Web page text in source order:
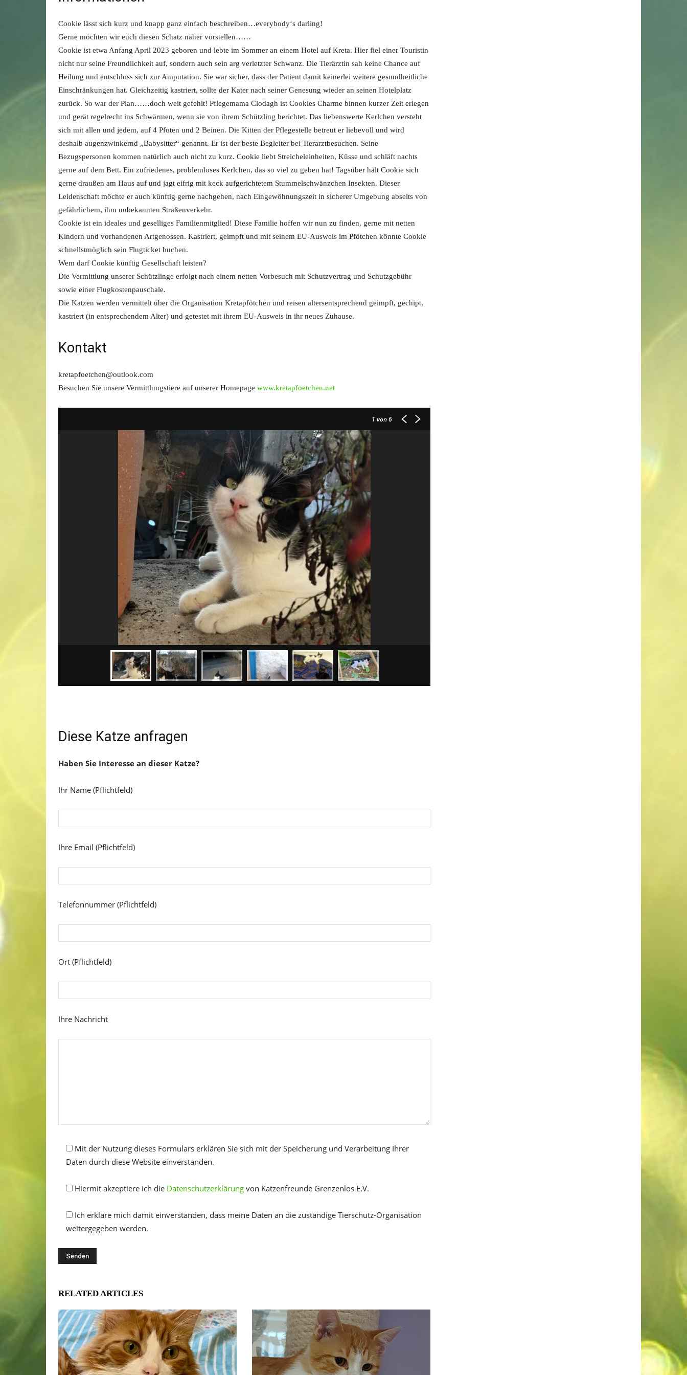
Cookie lässt sich kurz und knapp ganz einfach beschreiben…everybody‘s darling!
Gerne möchten wir euch diesen Schatz näher vorstellen……
Cookie ist etwa Anfang April 2023 geboren und lebte im Sommer an einem Hotel auf Kreta. Hier fiel einer Touristin
nicht nur seine Freundlichkeit auf, sondern auch sein arg verletzter Schwanz. Die Tierärztin sah keine Chance auf
Heilung und entschloss sich zur Amputation. Sie war sicher, dass der Patient damit keinerlei weitere gesundheitliche
Einschränkungen hat. Gleichzeitig kastriert, sollte der Kater nach seiner Genesung wieder an seinen Hotelplatz
zurück. So war der Plan……doch weit gefehlt! Pflegemama Clodagh ist Cookies Charme binnen kurzer Zeit erlegen
und gerät regelrecht ins Schwärmen, wenn sie von ihrem Schützling berichtet. Das liebenswerte Kerlchen versteht
sich mit allen und jedem, auf 4 Pfoten und 2 Beinen. Die Kitten der Pflegestelle betreut er liebevoll und wird
deshalb augenzwinkernd „Babysitter“ genannt. Er ist der beste Begleiter bei Tierarztbesuchen. Seine
Bezugspersonen kommen natürlich auch nicht zu kurz. Cookie liebt Streicheleinheiten, Küsse und schläft nachts
gerne auf dem Bett. Ein zufriedenes, problemloses Kerlchen, das so viel zu geben hat! Tagsüber hält Cookie sich
gerne draußen am Haus auf und jagt eifrig mit keck aufgerichtetem Stummelschwänzchen Insekten. Dieser
Leidenschaft möchte er auch künftig gerne nachgehen, nach Eingewöhnungszeit in sicherer Umgebung abseits von
gefährlichem, ihm unbekannten Straßenverkehr.
Cookie ist ein ideales und geselliges Familienmitglied! Diese Familie hoffen wir nun zu finden, gerne mit netten
Kindern und vorhandenen Artgenossen. Kastriert, geimpft und mit seinem EU-Ausweis im Pfötchen könnte Cookie
schnellstmöglich sein Flugticket buchen.
Wem darf Cookie künftig Gesellschaft leisten?
Die Vermittlung unserer Schützlinge erfolgt nach einem netten Vorbesuch mit Schutzvertrag und Schutzgebühr
sowie einer Flugkostenpauschale.
Die Katzen werden vermittelt über die Organisation Kretapfötchen und reisen altersentsprechend geimpft, gechipt,
kastriert (in entsprechendem Alter) und getestet mit ihrem EU-Ausweis in ihr neues Zuhause.
Kontakt
kretapfoetchen@outlook.com
Besuchen Sie unsere Vermittlungstiere auf unserer Homepage www.kretapfoetchen.net
1 von 6
Diese Katze anfragen
Haben Sie Interesse an dieser Katze?
Ihr Name (Pflichtfeld)
Ihre Email (Pflichtfeld)
Telefonnummer (Pflichtfeld)
Ort (Pflichtfeld)
Ihre Nachricht
Mit der Nutzung dieses Formulars erklären Sie sich mit der Speicherung und Verarbeitung Ihrer
Daten durch diese Website einverstanden.
Hiermit akzeptiere ich die Datenschutzerklärung von Katzenfreunde Grenzenlos E.V.
Ich erkläre mich damit einverstanden, dass meine Daten an die zuständige Tierschutz-Organisation
weitergegeben werden.
RELATED ARTICLES